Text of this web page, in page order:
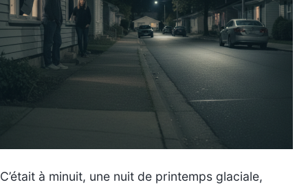
C’était à minuit, une nuit de printemps glaciale,